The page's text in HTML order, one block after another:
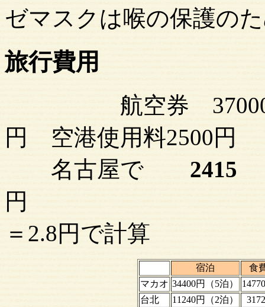
ゼマスクは喉の保護の
旅行費用
航空券 37000円
円 空港使用料
名古屋で 2415
円 1mop
＝2.8円で計算
宿泊
食
マカオ 34400円（5泊）
台北
11240円（2泊）